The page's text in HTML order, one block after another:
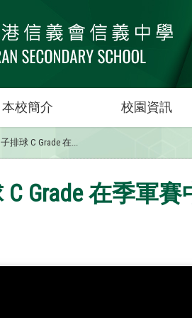
本校簡介 校園資訊
排球 C Grade 在...
Grade 在季軍